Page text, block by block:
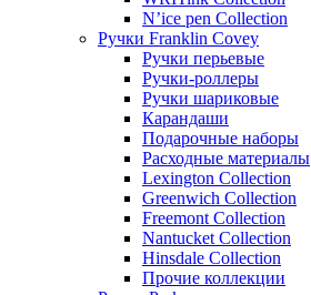
N’ice pen Collection
Ручки Franklin Covey
Ручки перьевые
Ручки-роллеры
Ручки шариковые
Карандаши
Подарочные наборы
Расходные материалы
Lexington Collection
Greenwich Collection
Freemont Collection
Nantucket Collection
Hinsdale Collection
Прочие коллекции